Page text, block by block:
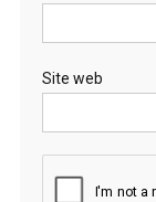
Site web